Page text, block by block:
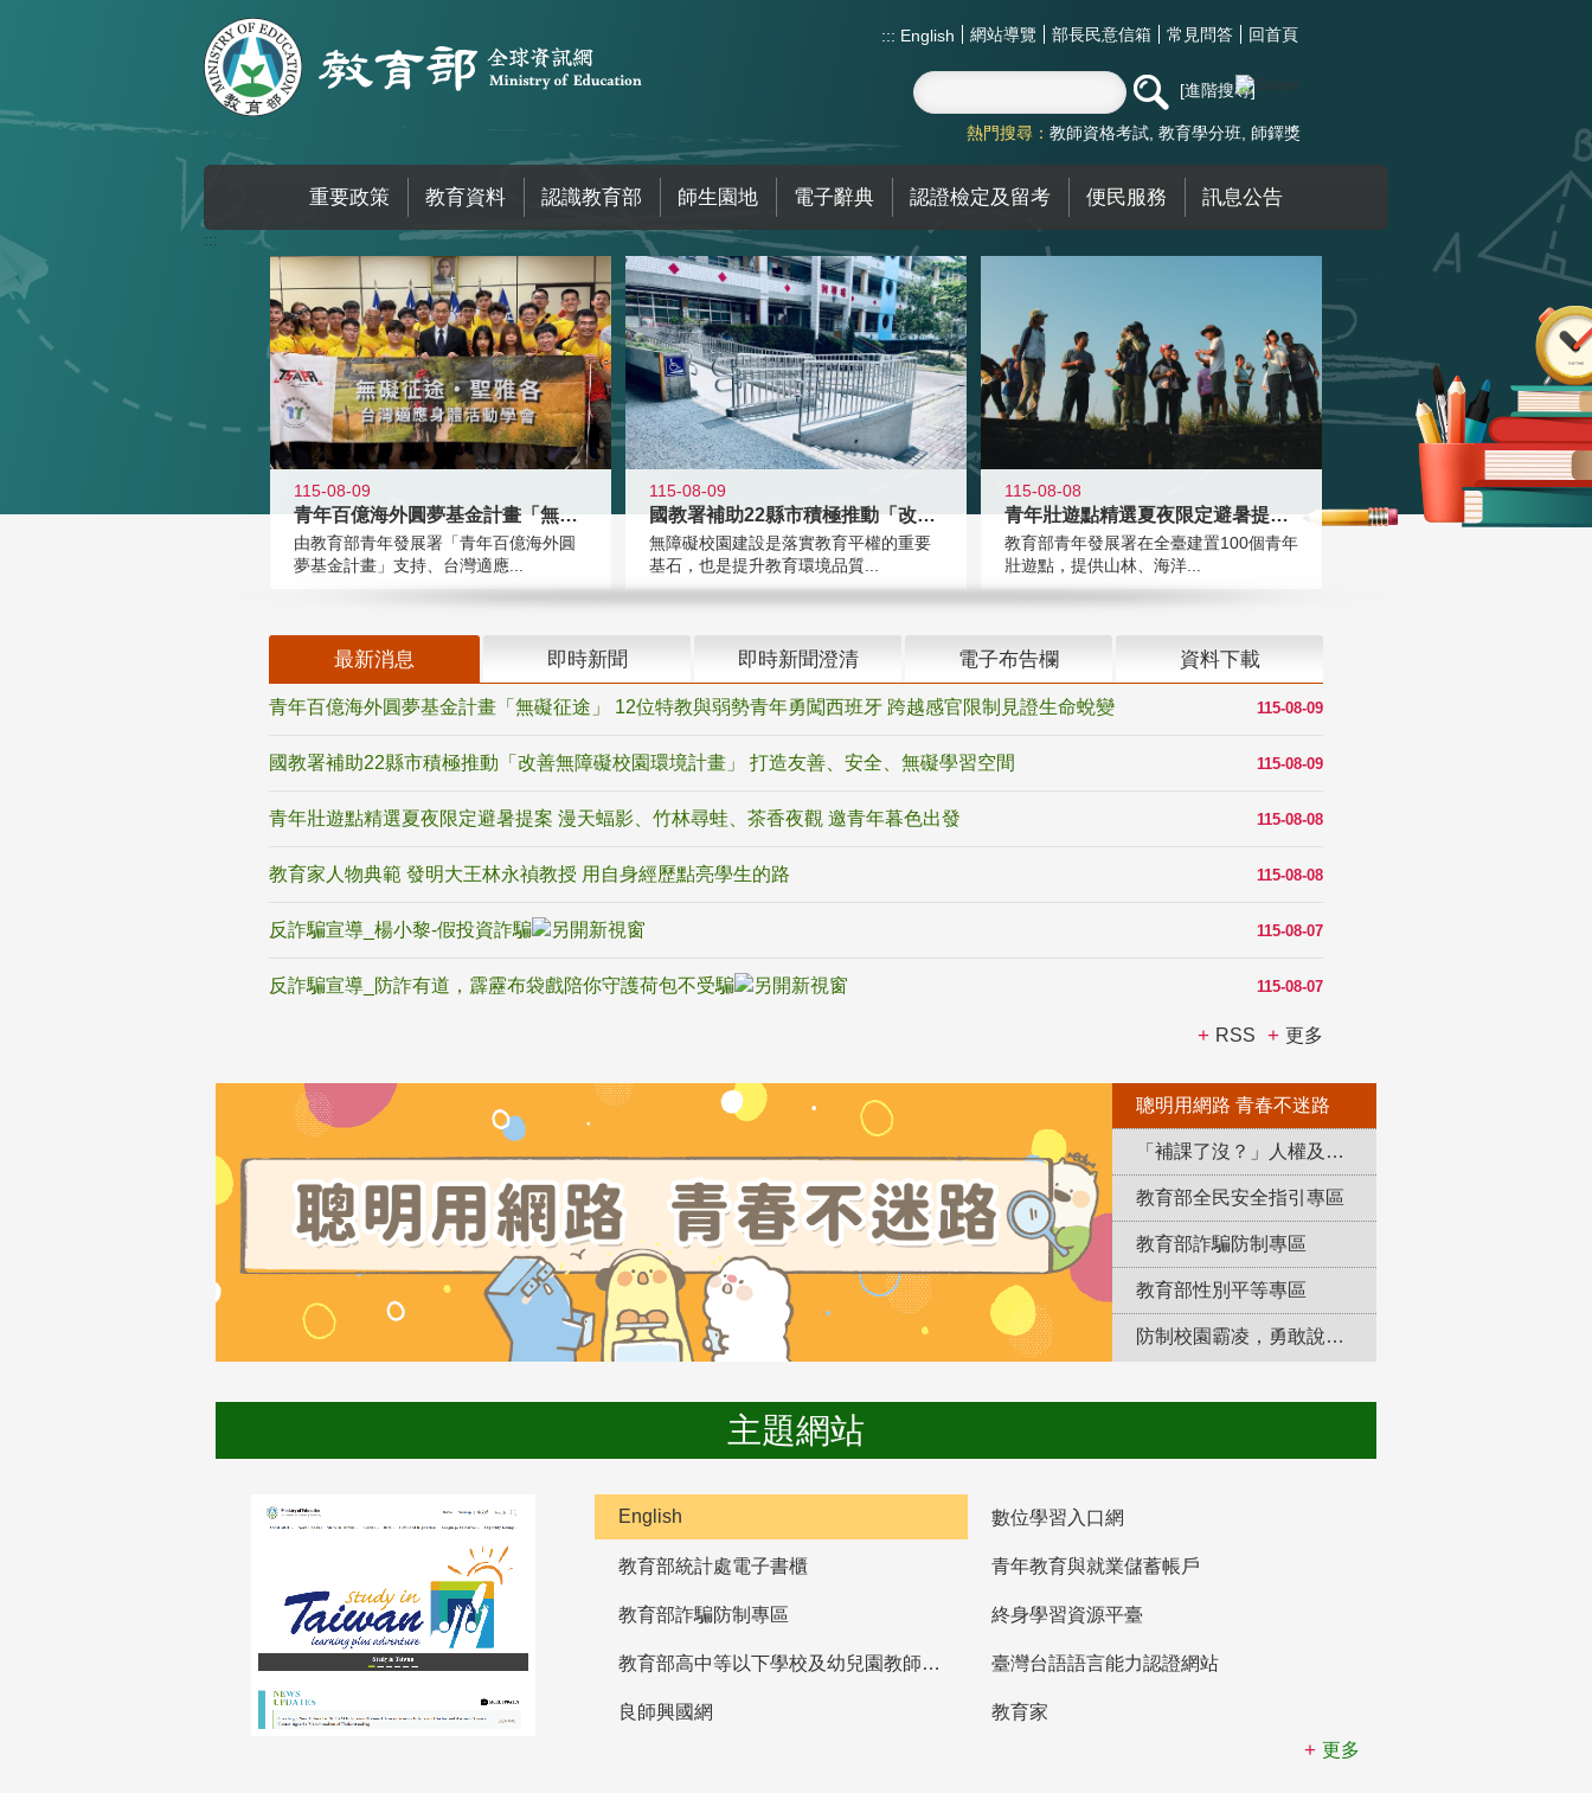
::: English 網站導覽 部長民意信箱 常見問答 回首頁
進階搜尋
熱門搜尋： 教師資格考試 教育學分班 師鐸獎
重要政策 教育資料 認識教育部 師生園地 電子辭典 認證檢定及留考 便民服務 訊息公告
:::
115-08-09
青年百億海外圓夢基金計畫「無礙征途
由教育部青年發展署「青年百億海外圓
夢基金計畫」支持、台灣適應...
115-08-09
國教署補助22縣市積極推動「改善無
無障礙校園建設是落實教育平權的重要
基石，也是提升教育環境品質...
115-08-08
青年壯遊點精選夏夜限定避暑提案 漫
教育部青年發展署在全臺建置100個青年
壯遊點，提供山林、海洋...
最新消息 即時新聞 即時新聞澄清 電子布告欄 資料下載
115-08-09
青年百億海外圓夢基金計畫「無礙征途」 12位特教與弱勢青年勇闖西班牙 跨越感官限制見證生命蛻變
115-08-09
國教署補助22縣市積極推動「改善無障礙校園環境計畫」 打造友善、安全、無礙學習空間
115-08-08
青年壯遊點精選夏夜限定避暑提案 漫天蝠影、竹林尋蛙、茶香夜觀 邀青年暮色出發
115-08-08
教育家人物典範 發明大王林永禎教授 用自身經歷點亮學生的路
115-08-07
反詐騙宣導_楊小黎-假投資詐騙
115-08-07
反詐騙宣導_防詐有道，霹靂布袋戲陪你守護荷包不受騙
RSS 更多
聰明用網路 青春不迷路
「補課了沒？」人權及轉型正義教育專區
教育部全民安全指引專區
教育部詐騙防制專區
教育部性別平等專區
防制校園霸凌，勇敢說出來！
主題網站
English 數位學習入口網
教育部統計處電子書櫃 青年教育與就業儲蓄帳戶
教育部詐騙防制專區 終身學習資源平臺
教育部高中等以下學校及幼兒園教師資格檢定考試 臺灣台語語言能力認證網站
良師興國網
教育家
更多